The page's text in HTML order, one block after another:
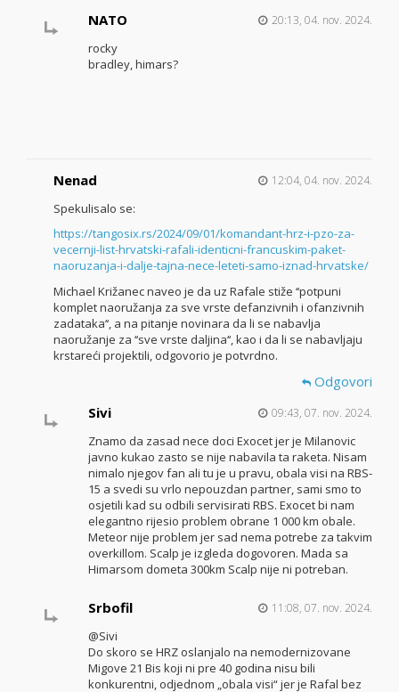
NATO 20:13, 04. nov. 2024.
rocky
bradley, himars?
Nenad 12:04, 04. nov. 2024.
Spekulisalo se:
https://tangosix.rs/2024/09/01/komandant-hrz-i-pzo-za-
vecernji-list-hrvatski-rafali-identicni-francuskim-paket-
naoruzanja-i-dalje-tajna-nece-leteti-samo-iznad-hrvatske/
Michael Križanec naveo je da uz Rafale stiže ‘‘potpuni
komplet naoružanja za sve vrste defanzivnih i ofanzivnih
zadataka‘‘, a na pitanje novinara da li se nabavlja
naoružanje za ‘‘sve vrste daljina‘‘, kao i da li se nabavljaju
krstareći projektili, odgovorio je potvrdno.
Odgovori
Sivi
09:43, 07. nov. 2024.
Znamo da zasad nece doci Exocet jer je Milanovic
javno kukao zasto se nije nabavila ta raketa. Nisam
nimalo njegov fan ali tu je u pravu, obala visi na RBS-
15 a svedi su vrlo nepouzdan partner, sami smo to
osjetili kad su odbili servisirati RBS. Exocet bi nam
elegantno rijesio problem obrane 1 000 km obale.
Meteor nije problem jer sad nema potrebe za takvim
overkillom. Scalp je izgleda dogovoren. Mada sa
Himarsom dometa 300km Scalp nije ni potreban.
Srbofil 11:08, 07. nov. 2024.
@Sivi
Do skoro se HRZ oslanjalo na nemodernizovane
Migove 21 Bis koji ni pre 40 godina nisu bili
konkurentni, odjednom „obala visi“ jer je Rafal bez